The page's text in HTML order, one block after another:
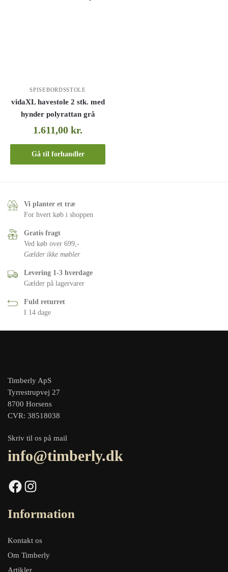
SPISEBORDSSTOLE
vidaXL havestole 2 stk. med
hynder polyrattan grå
1.611,00kr.
Gå til forhandler
Vi planter et træ
For hvert køb i shoppen
Gratis fragt
Ved køb over 699,-
Gælder ikke møbler
Levering 1-3 hverdage
Gælder på lagervarer
Fuld returret
I 14 dage
Timberly ApS
Tyrrestrupvej 27
8700 Horsens
CVR: 38518038
Skriv til os på mail
info@timberly.dk
Facebook Instagram
Information
Kontakt os
Om Timberly
Artikler